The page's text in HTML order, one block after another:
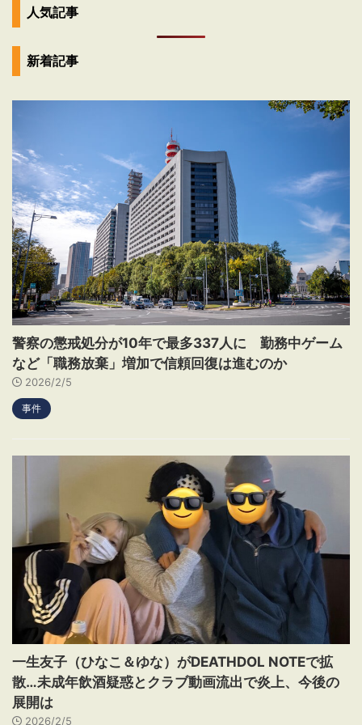
人気記事
新着記事
警察の懲戒処分が10年で最多337人に 勤務中ゲーム
など「職務放棄」増加で信頼回復は進むのか
2026/2/5
事件
一生友子（ひなこ＆ゆな）がDEATHDOL NOTEで拡
散…未成年飲酒疑惑とクラブ動画流出で炎上、今後の
展開は
2026/2/5